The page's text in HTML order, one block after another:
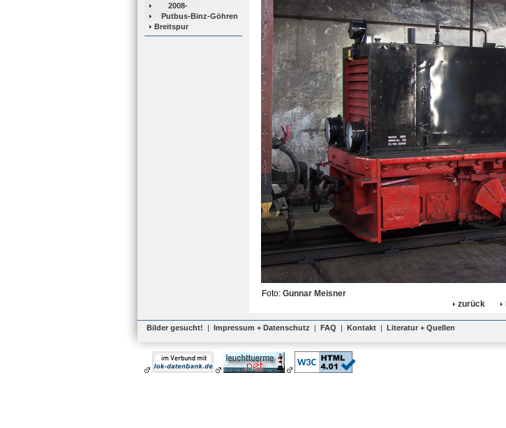
2008-
Putbus-Binz-Göhren
Breitspur
Foto: Gunnar Meisner
zurück
Bilder gesucht! | Impressum + Datenschutz | FAQ | Kontakt | Literatur + Quellen